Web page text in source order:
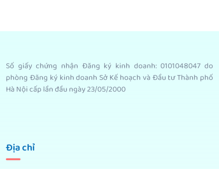
Số giấy chứng nhận Đăng ký kinh doanh: 0101048047 do
phòng Đăng ký kinh doanh Sở Kế hoạch và Đầu tư Thành phố
Hà Nội cấp lần đầu ngày 23/05/2000
Địa chỉ